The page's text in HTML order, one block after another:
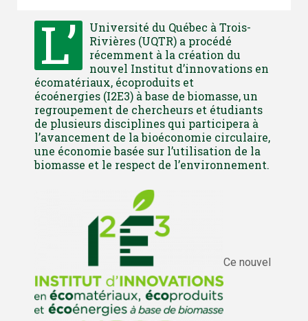
L’
Université du Québec à Trois-
Rivières (UQTR) a procédé
récemment à la création du
nouvel Institut d’innovations en
écomatériaux, écoproduits et
écoénergies (I2E3) à base de biomasse, un
regroupement de chercheurs et étudiants
de plusieurs disciplines qui participera à
l’avancement de la bioéconomie circulaire,
une économie basée sur l’utilisation de la
biomasse et le respect de l’environnement.
Ce nouvel